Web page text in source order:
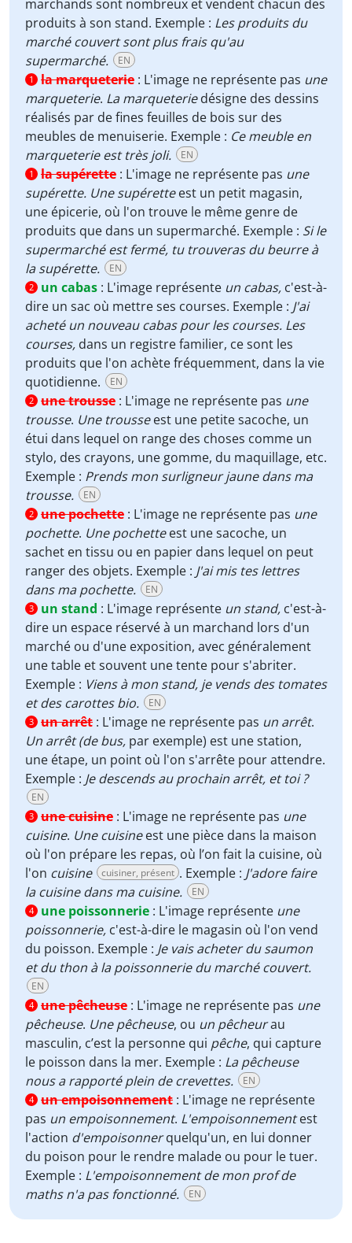
marchands sont nombreux et vendent chacun des
produits à son stand. Exemple : Les produits du
marché couvert sont plus frais qu'au
supermarché.
EN
1 la marqueterie : L'image ne représente pas une
marqueterie. La marqueteriedésigne des dessins
réalisés par de fines feuilles de bois sur des
meubles de menuiserie. Exemple : Ce meuble en
marqueterie est très joli.
EN
1 la supérette : L'image ne représente pas une
supérette. Une supéretteest un petit magasin,
une épicerie, où l'on trouve le même genre de
produits que dans un supermarché. Exemple : Si le
supermarché est fermé, tu trouveras du beurre à
la supérette.
EN
2 un cabas : L'image représente un cabas, c'est-à-
dire un sac où mettre ses courses. Exemple : J'ai
acheté un nouveau cabas pour les courses. Les
courses, dans un registre familier, ce sont les
produits que l'on achète fréquemment, dans la vie
quotidienne.
EN
2 une trousse : L'image ne représente pas une
trousse. Une trousseest une petite sacoche, un
étui dans lequel on range des choses comme un
stylo, des crayons, une gomme, du maquillage, etc.
Exemple : Prends mon surligneur jaune dans ma
trousse.
EN
2 une pochette : L'image ne représente pas une
pochette. Une pochetteest une sacoche, un
sachet en tissu ou en papier dans lequel on peut
ranger des objets. Exemple : J'ai mis tes lettres
dans ma pochette.
EN
3 un stand : L'image représente un stand, c'est-à-
dire un espace réservé à un marchand lors d'un
marché ou d'une exposition, avec généralement
une table et souvent une tente pour s'abriter.
Exemple : Viens à mon stand, je vends des tomates
et des carottes bio.
EN
3 un arrêt : L'image ne représente pas un arrêt.
Un arrêt (de bus, par exemple) est une station,
une étape, un point où l'on s'arrête pour attendre.
Exemple : Je descends au prochain arrêt, et toi ?
EN
3 une cuisine : L'image ne représente pas une
cuisine. Une cuisineest une pièce dans la maison
où l'on prépare les repas, où l’on fait la cuisine, où
l'on cuisine cuisiner, présent . Exemple : J'adore faire
la cuisine dans ma cuisine.
EN
4 une poissonnerie : L'image représente une
poissonnerie, c'est-à-dire le magasin où l'on vend
du poisson. Exemple : Je vais acheter du saumon
et du thon à la poissonnerie du marché couvert.
EN
4 une pêcheuse : L'image ne représente pas une
pêcheuse. Une pêcheuse, ou un pêcheurau
masculin, c’est la personne qui pêche, qui capture
le poisson dans la mer. Exemple : La pêcheuse
nous a rapporté plein de crevettes.
EN
4 un empoisonnement : L'image ne représente
pas un empoisonnement. L'empoisonnementest
l'action d'empoisonnerquelqu'un, en lui donner
du poison pour le rendre malade ou pour le tuer.
Exemple : L'empoisonnement de mon prof de
maths n'a pas fonctionné.
EN